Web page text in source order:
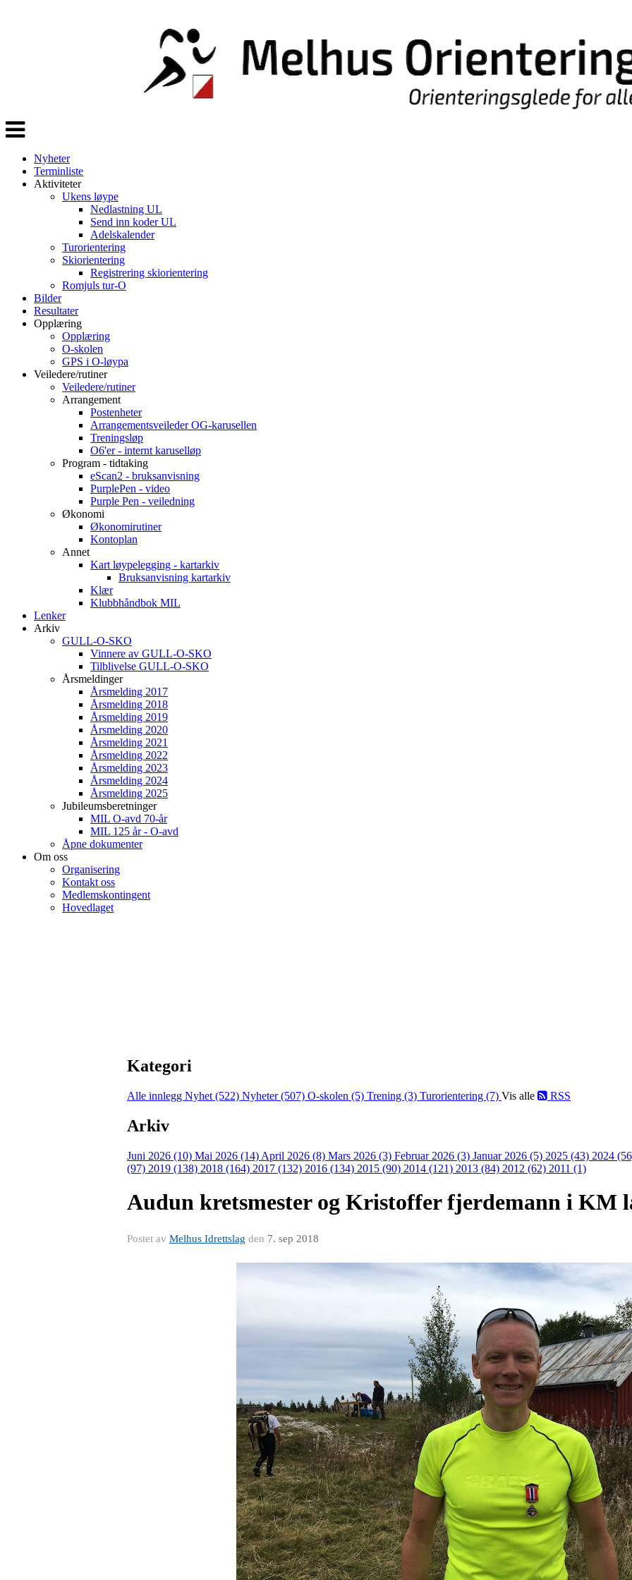
Veksle
navigasjon
Nyheter
Terminliste
Aktiviteter
Ukens løype
Nedlastning UL
Send inn koder UL
Adelskalender
Turorientering
Skiorientering
Registrering skiorientering
Romjuls tur-O
Bilder
Resultater
Opplæring
Opplæring
O-skolen
GPS i O-løypa
Veiledere/rutiner
Veiledere/rutiner
Arrangement
Postenheter
Arrangementsveileder OG-karusellen
Treningsløp
O6'er - internt karuselløp
Program - tidtaking
eScan2 - bruksanvisning
PurplePen - video
Purple Pen - veiledning
Økonomi
Økonomirutiner
Kontoplan
Annet
Kart løypelegging - kartarkiv
Bruksanvisning kartarkiv
Klær
Klubbhåndbok MIL
Lenker
Arkiv
GULL-O-SKO
Vinnere av GULL-O-SKO
Tilblivelse GULL-O-SKO
Årsmeldinger
Årsmelding 2017
Årsmelding 2018
Årsmelding 2019
Årsmelding 2020
Årsmelding 2021
Årsmelding 2022
Årsmelding 2023
Årsmelding 2024
Årsmelding 2025
Jubileumsberetninger
MIL O-avd 70-år
MIL 125 år - O-avd
Åpne dokumenter
Om oss
Organisering
Kontakt oss
Medlemskontingent
Hovedlaget
Kategori
Alle innlegg Nyhet (522) Nyheter (507) O-skolen (5) Trening (3) Turorientering (7) Vis alle RSS
Arkiv
Juni 2026 (10) Mai 2026 (14) April 2026 (8) Mars 2026 (3) Februar 2026 (3) Januar 2026 (5) 2025 (43) 2024
(97) 2019 (138) 2018 (164) 2017 (132) 2016 (134) 2015 (90) 2014 (121) 2013 (84) 2012 (62) 2011 (1)
Audun kretsmester og Kristoffer fjerdemann i KM
Postet av Melhus Idrettslag den 7. sep 2018